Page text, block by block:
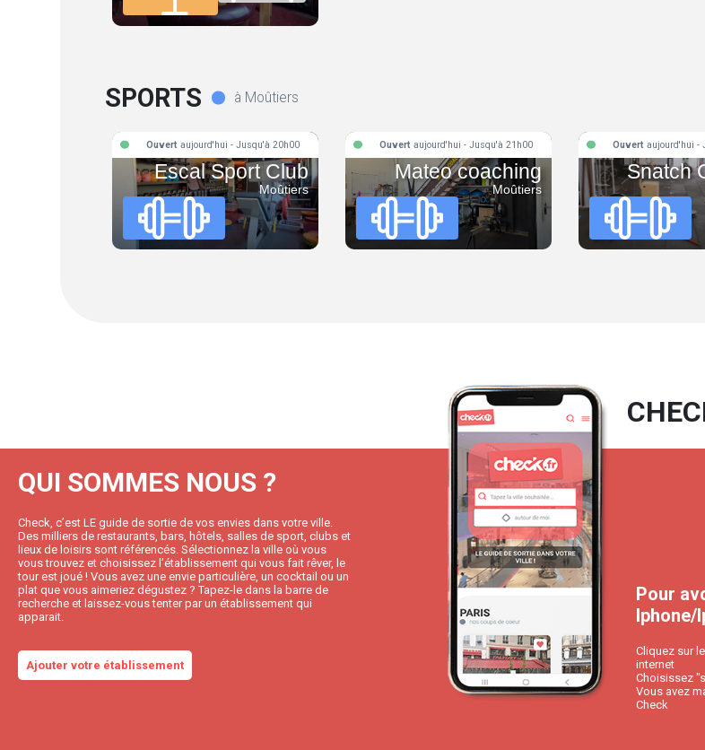
SPORTS à Moûtiers
Escal Sport Club
Moûtiers
Ouvert aujourd'hui - Jusqu'à 20h00
Mateo coaching
Moûtiers
Ouvert aujourd'hui - Jusqu'à 21h00
Snatch
Ouvert aujourd'hui -
QUI SOMMES NOUS ?
Check, c’est LE guide de sortie de vos envies dans votre ville.
Des milliers de restaurants, bars, hôtels, salles de sport, clubs et
lieux de loisirs sont référencés. Sélectionnez la ville où vous
vous trouvez et choisissez l’établissement qui vous fait rêver, le
tour est joué ! Vous avez une envie particulière, un cocktail ou un
plat que vous aimeriez dégustez ? Tapez-le dans la barre de
recherche et laissez-vous tenter par un établissement qui
apparait.
Ajouter votre établissement
Pour
Iphone/
Cliquez sur
internet
Choisissez
Vous avez
Check